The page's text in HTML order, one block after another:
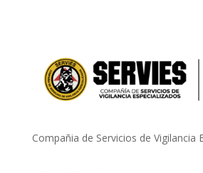
Compañia de Servicios de Vigilancia